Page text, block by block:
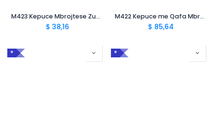
M423 Kepuce Mbrojtese Zueco Segur Blanco S4 CI SRA
$ 38,16
M422 Kepuce me Qafa Mbrojtese S4 CI SRA
$ 85,64
* *